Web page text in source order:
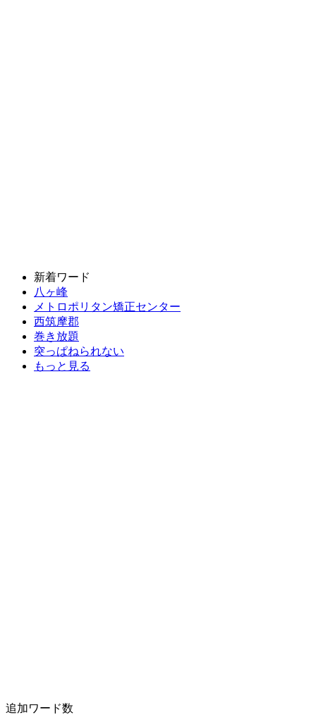
新着ワード
八ヶ峰
メトロポリタン矯正センター
西筑摩郡
巻き放題
突っぱねられない
もっと見る
追加ワード数